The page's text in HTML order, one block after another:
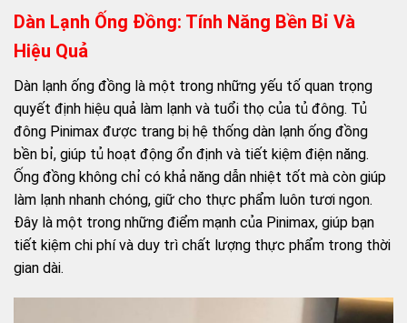
Dàn Lạnh Ống Đồng: Tính Năng Bền Bỉ Và
Hiệu Quả
Dàn lạnh ống đồng là một trong những yếu tố quan trọng
quyết định hiệu quả làm lạnh và tuổi thọ của tủ đông. Tủ
đông Pinimax được trang bị hệ thống dàn lạnh ống đồng
bền bỉ, giúp tủ hoạt động ổn định và tiết kiệm điện năng.
Ống đồng không chỉ có khả năng dẫn nhiệt tốt mà còn giúp
làm lạnh nhanh chóng, giữ cho thực phẩm luôn tươi ngon.
Đây là một trong những điểm mạnh của Pinimax, giúp bạn
tiết kiệm chi phí và duy trì chất lượng thực phẩm trong thời
gian dài.